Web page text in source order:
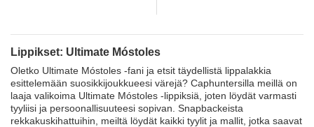
Lippikset: Ultimate Móstoles
Oletko Ultimate Móstoles -fani ja etsit täydellistä lippalakkia
esittelemään suosikkijoukkueesi värejä? Caphuntersilla meillä on
laaja valikoima Ultimate Móstoles -lippiksiä, joten löydät varmasti
tyyliisi ja persoonallisuuteesi sopivan. Snapbackeista
rekkakuskihattuihin, meiltä löydät kaikki tyylit ja mallit, jotka saavat